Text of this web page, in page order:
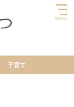
子育て